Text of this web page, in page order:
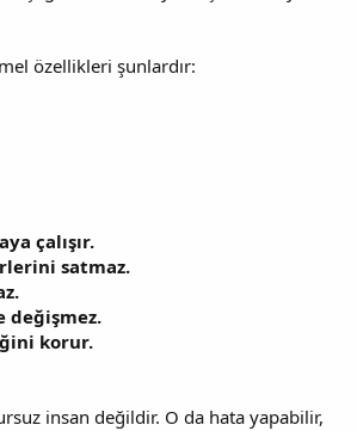
özellikleri şunlardır:
çalışır.
satmaz.
değişmez.
korur.
insan değildir. O da hata yapabilir,